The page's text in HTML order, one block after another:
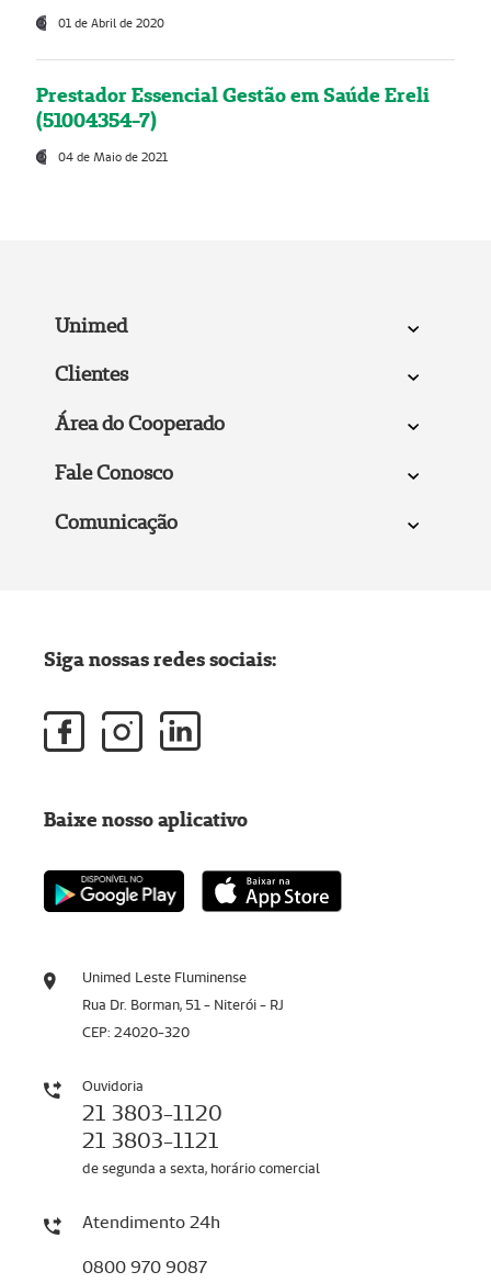
01 de Abril de 2020
Prestador Essencial Gestão em Saúde Ereli
(51004354-7)
04 de Maio de 2021
Unimed
Clientes
Área do Cooperado
Fale Conosco
Comunicação
Unimed Leste Fluminense
Rua Dr. Borman, 51 - Niterói - RJ
CEP: 24020-320
Ouvidoria
21 3803-1120
21 3803-1121
de segunda a sexta, horário comercial
Atendimento 24h
0800 970 9087
Siga nossas redes sociais:
Baixe nosso aplicativo